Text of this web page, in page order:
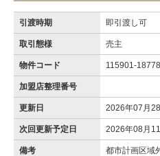
引渡時期 即引渡し可
取引態様 売主
物件コード 115901-18778
加盟店整理番号
更新日 2026年07月
次回更新予定日 2026年08月
備考
都市計画区域